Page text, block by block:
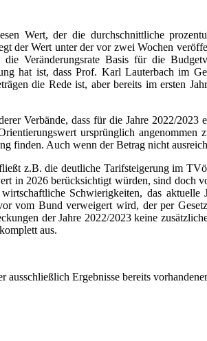
Wert, der die durchschnittliche
der Wert unter der vor zwei Wochen
Veränderungsrate Basis für die
hat ist, dass Prof. Karl Lauterbach im
die Rede ist, aber bereits im ersten
Verbände, dass für die Jahre 2022/2023
ursprünglich angenommen
finden. Auch wenn der Betrag nicht
z.B. die deutliche Tarifsteigerung im
in 2026 berücksichtigt würden, sind doch
Schwierigkeiten, das aktuelle
vom Bund verweigert wird, der per
der Jahre 2022/2023 keine
aus.
Ergebnisse bereits